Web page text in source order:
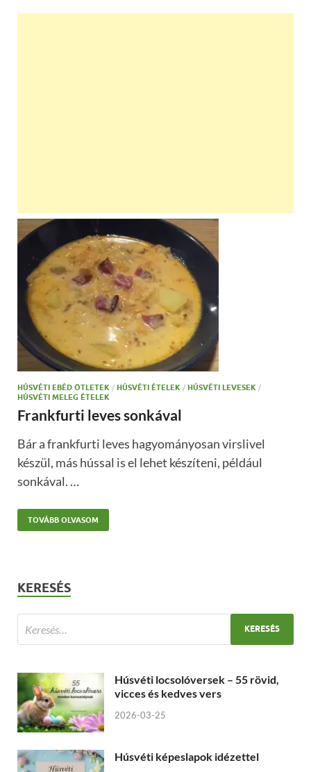
HÚSVÉTI EBÉD ÖTLETEK / HÚSVÉTI ÉTELEK / HÚSVÉTI LEVESEK /
HÚSVÉTI MELEG ÉTELEK
Frankfurti leves sonkával
Bár a frankfurti leves hagyományosan virslivel
készül, más hússal is el lehet készíteni, például
sonkával. …
TOVÁBB OLVASOM
KERESÉS
Húsvéti locsolóversek – 55 rövid,
vicces és kedves vers
2026-03-25
Húsvéti képeslapok idézettel